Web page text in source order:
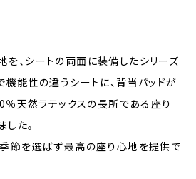
、シートの両面に装備したシリーズ
機能性の違うシートに、背当パッドが
％天然ラテックスの長所である座り
た。
季節を選ばず最高の座り心地を提供で